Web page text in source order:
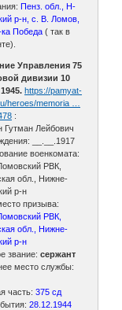
Пенз. обл., Н-
р-н, с. В. Ломов,
Победа ( так в
Управления 75
дивизии 10
https://pamyat-
heroes/memoria …
:
Гутман Лейбович
__.__.1917
военкомата:
РВК,
обл., Нижне-
р-н
призыва:
РВК,
обл., Нижне-
р-н
звание: сержант
место службы:
часть: 375 сд
28.12.1944